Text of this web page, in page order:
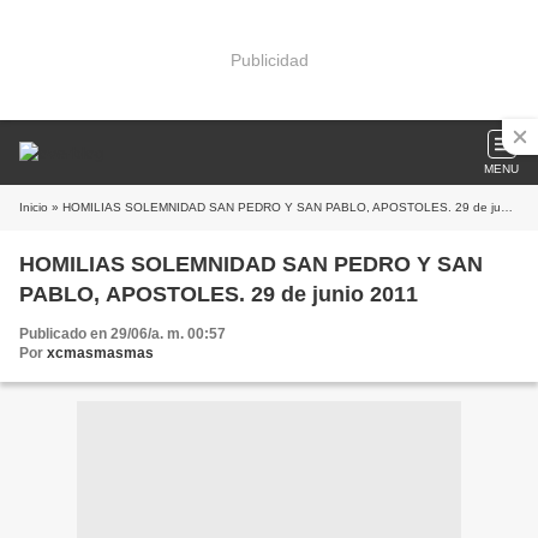
Publicidad
MENU
Inicio » HOMILIAS SOLEMNIDAD SAN PEDRO Y SAN PABLO, APOSTOLES. 29 de junio 2011
HOMILIAS SOLEMNIDAD SAN PEDRO Y SAN
PABLO, APOSTOLES. 29 de junio 2011
Publicado en 29/06/a. m. 00:57
Por xcmasmasmas